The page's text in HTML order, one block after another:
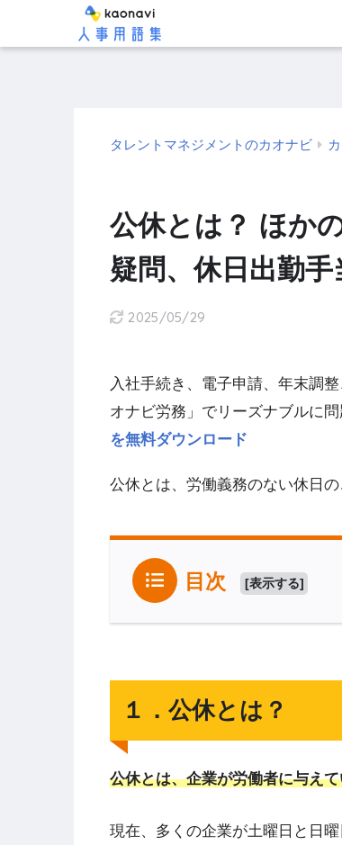
タレントマネジメントのカオナビ
公休とは？ ほか
疑問、休日出勤手
2025/05/29
入社手続き、電子申請、年末調
オナビ労務」でリーズナブルに
を無料ダウンロード
公休とは、労働義務のない休日
目次 [表示する]
１．公休とは？
公休とは、企業が労働者に与え
現在、多くの企業が土曜日と日